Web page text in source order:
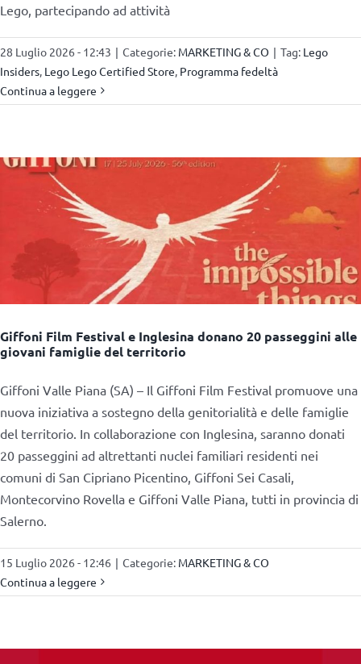
Lego, partecipando ad attività
28 Luglio 2026 - 12:43 | Categorie: MARKETING & CO | Tag: Lego
Insiders, Lego Lego Certified Store, Programma fedeltà
Continua a leggere
Giffoni Film Festival e Inglesina donano 20 passeggini alle
giovani famiglie del territorio
Giffoni Valle Piana (SA) – Il Giffoni Film Festival promuove una
nuova iniziativa a sostegno della genitorialità e delle famiglie
del territorio. In collaborazione con Inglesina, saranno donati
20 passeggini ad altrettanti nuclei familiari residenti nei
comuni di San Cipriano Picentino, Giffoni Sei Casali,
Montecorvino Rovella e Giffoni Valle Piana, tutti in provincia di
Salerno.
15 Luglio 2026 - 12:46 | Categorie: MARKETING & CO
Continua a leggere